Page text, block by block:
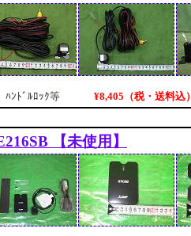
ﾝﾄﾞﾙﾛｯｸ等 ¥8,405（税・送料込）
【未使用】